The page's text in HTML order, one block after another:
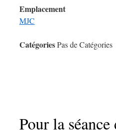
Emplacement
MJC
CatégoriesPas de Catégories
Pour la